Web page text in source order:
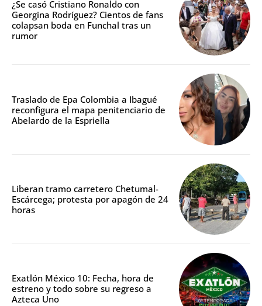
¿Se casó Cristiano Ronaldo con
Georgina Rodríguez? Cientos de fans
colapsan boda en Funchal tras un
rumor
Traslado de Epa Colombia a Ibagué
reconfigura el mapa penitenciario de
Abelardo de la Espriella
Liberan tramo carretero Chetumal-
Escárcega; protesta por apagón de 24
horas
Exatlón México 10: Fecha, hora de
estreno y todo sobre su regreso a
Azteca Uno